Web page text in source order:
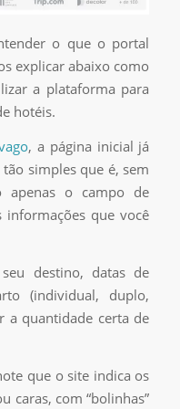
o que o portal
explicar abaixo como
a plataforma para
hotéis.
, a página inicial já
simples que é, sem
apenas o campo de
informações que você
destino, datas de
(individual, duplo,
a quantidade certa de
que o site indica os
caras, com “bolinhas”